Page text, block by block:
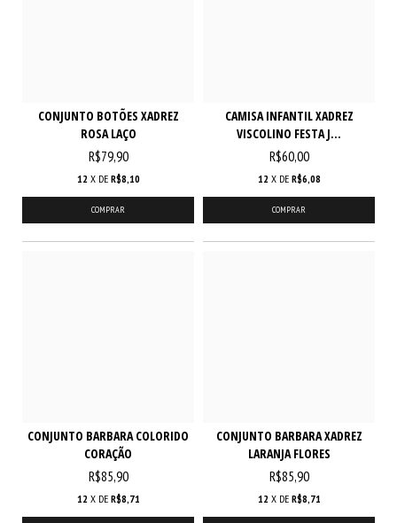
CONJUNTO BOTÕES XADREZ
ROSA LAÇO
R$79,90
12 X DE R$8,10
COMPRAR
CAMISA INFANTIL XADREZ
VISCOLINO FESTA J...
R$60,00
12 X DE R$6,08
COMPRAR
CONJUNTO BARBARA COLORIDO
CORAÇÃO
R$85,90
12 X DE R$8,71
CONJUNTO BARBARA XADREZ
LARANJA FLORES
R$85,90
12 X DE R$8,71